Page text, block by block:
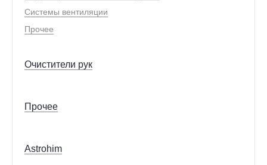
Системы вентиляции
Прочее
Очистители рук
Прочее
Astrohim